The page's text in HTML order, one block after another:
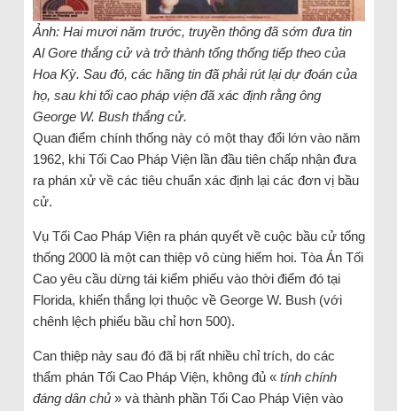
Ảnh: Hai mươi năm trước, truyền thông đã sớm đưa tin
Al Gore thắng cử và trở thành tổng thống tiếp theo của
Hoa Kỳ. Sau đó, các hãng tin đã phải rút lại dự đoán của
họ, sau khi tối cao pháp viện đã xác định rằng ông
George W. Bush thắng cử.
Quan điểm chính thống này có một thay đổi lớn vào năm
1962, khi Tối Cao Pháp Viện lần đầu tiên chấp nhận đưa
ra phán xử về các tiêu chuẩn xác định lại các đơn vị bầu
cử.
Vụ Tối Cao Pháp Viện ra phán quyết về cuộc bầu cử tổng
thống 2000 là một can thiệp vô cùng hiếm hoi. Tòa Án Tối
Cao yêu cầu dừng tái kiểm phiếu vào thời điểm đó tại
Florida, khiến thắng lợi thuộc về George W. Bush (với
chênh lệch phiếu bầu chỉ hơn 500).
Can thiệp này sau đó đã bị rất nhiều chỉ trích, do các
thẩm phán Tối Cao Pháp Viện, không đủ « tính chính
đáng dân chủ» và thành phần Tối Cao Pháp Viện vào